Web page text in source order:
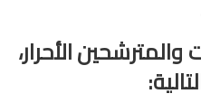
الأحرار،